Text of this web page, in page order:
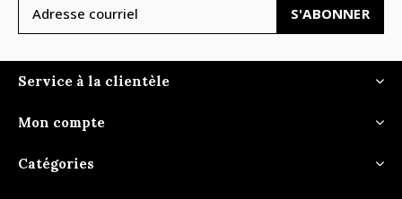
S'ABONNER
Service à la clientèle
Mon compte
Catégories